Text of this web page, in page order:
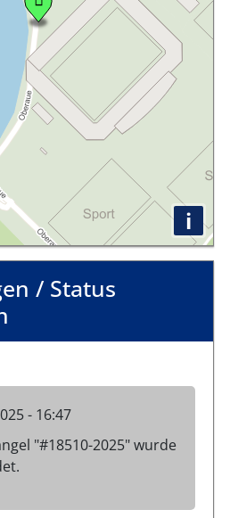
i
/ Status
- 16:47
"#18510-2025" wurde